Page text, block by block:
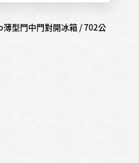
型門中門對開冰箱 / 702公